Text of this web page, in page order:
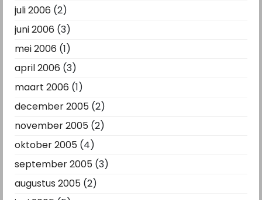
juli 2006 (2)
juni 2006 (3)
mei 2006 (1)
april 2006 (3)
maart 2006 (1)
december 2005 (2)
november 2005 (2)
oktober 2005 (4)
september 2005 (3)
augustus 2005 (2)